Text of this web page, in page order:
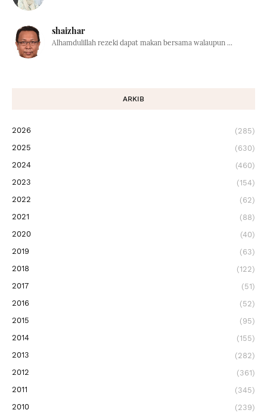
shaizhar
Alhamdulillah rezeki dapat makan bersama walaupun ...
ARKIB
2026
(285)
2025
(630)
2024
(460)
2023
(154)
2022
(62)
2021
(88)
2020
(40)
2019
(63)
2018
(122)
2017
(51)
2016
(52)
2015
(95)
2014
(155)
2013
(282)
2012
(361)
2011
(345)
2010
(239)